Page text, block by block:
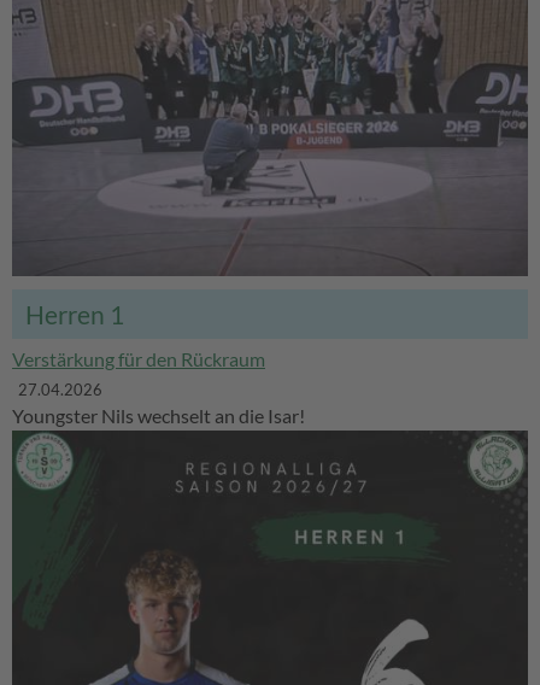
Herren 1
Verstärkung für den Rückraum
27.04.2026
Youngster Nils wechselt an die Isar!